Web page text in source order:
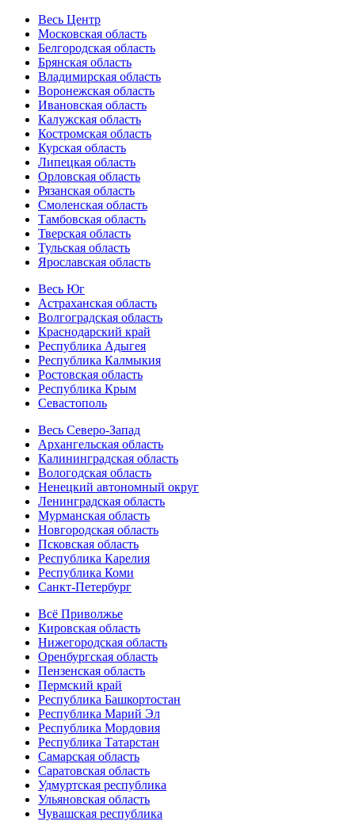
Весь Центр
Московская область
Белгородская область
Брянская область
Владимирская область
Воронежская область
Ивановская область
Калужская область
Костромская область
Курская область
Липецкая область
Орловская область
Рязанская область
Смоленская область
Тамбовская область
Тверская область
Тульская область
Ярославская область
Весь Юг
Астраханская область
Волгоградская область
Краснодарский край
Республика Адыгея
Республика Калмыкия
Ростовская область
Республика Крым
Севастополь
Весь Северо-Запад
Архангельская область
Калининградская область
Вологодская область
Ненецкий автономный округ
Ленинградская область
Мурманская область
Новгородская область
Псковская область
Республика Карелия
Республика Коми
Санкт-Петербург
Всё Приволжье
Кировская область
Нижегородская область
Оренбургская область
Пензенская область
Пермский край
Республика Башкортостан
Республика Марий Эл
Республика Мордовия
Республика Татарстан
Самарская область
Саратовская область
Удмуртская республика
Ульяновская область
Чувашская республика